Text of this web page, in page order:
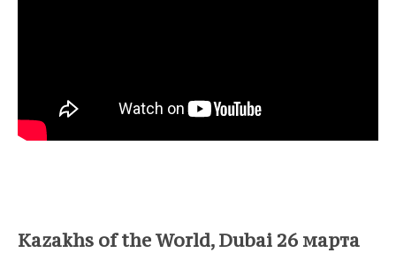
Kazakhs of the World, Dubai 26 марта